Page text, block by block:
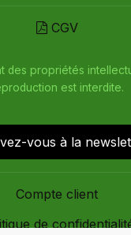
CGV
des propriétés
est interdite.
vous à la
Compte client
de